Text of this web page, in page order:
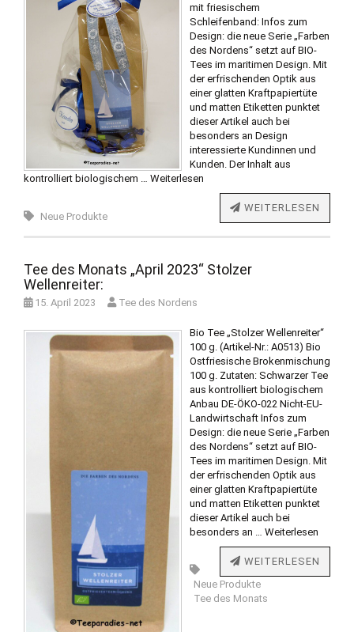
mit friesischem
Schleifenband: Infos zum
Design: die neue Serie „Farben
des Nordens“ setzt auf BIO-
Tees im maritimen Design. Mit
der erfrischenden Optik aus
einer glatten Kraftpapiertüte
und matten Etiketten punktet
dieser Artikel auch bei
besonders an Design
interessierte Kundinnen und
Kunden. Der Inhalt aus
kontrolliert biologischem … Weiterlesen
WEITERLESEN
Neue Produkte
Tee des Monats „April 2023“ Stolzer
Wellenreiter:
15. April 2023 Tee des Nordens
Bio Tee „Stolzer Wellenreiter“
100 g. (Artikel-Nr.: A0513) Bio
Ostfriesische Brokenmischung
100 g. Zutaten: Schwarzer Tee
aus kontrolliert biologischem
Anbau DE-ÖKO-022 Nicht-EU-
Landwirtschaft Infos zum
Design: die neue Serie „Farben
des Nordens“ setzt auf BIO-
Tees im maritimen Design. Mit
der erfrischenden Optik aus
einer glatten Kraftpapiertüte
und matten Etiketten punktet
dieser Artikel auch bei
besonders an … Weiterlesen
WEITERLESEN
Neue Produkte
Tee des Monats